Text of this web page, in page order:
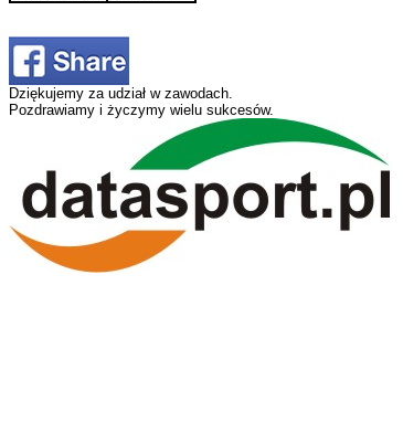
Dziękujemy za udział w zawodach.
Pozdrawiamy i życzymy wielu sukcesów.